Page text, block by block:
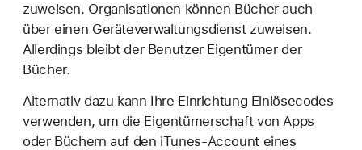
zuweisen. Organisationen können Bücher auch
über einen Geräteverwaltungsdienst zuweisen.
Allerdings bleibt der Benutzer Eigentümer der
Bücher.
Alternativ dazu kann Ihre Einrichtung Einlösecodes
verwenden, um die Eigentümerschaft von Apps
oder Büchern auf den iTunes-Account eines